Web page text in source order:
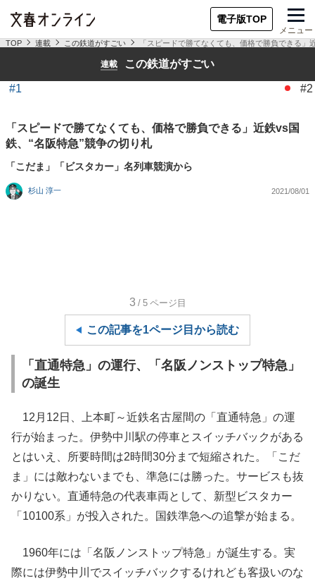
電子版TOP
メニュー
TOP 連載 この鉄道がすごい 「スピードで勝てなくても、価格で勝負できる」
連載 この鉄道がすごい
#1 #2
「スピードで勝てなくても、価格で勝負できる」近鉄vs国
鉄、“名阪特急”競争の切り札
「こだま」「ビスタカー」名列車競演から
杉山 淳一 2021/08/01
3 /5 ページ目
この記事を1ページ目から読む
「直通特急」の運行、「名阪ノンストップ特急」
の誕生
12月12日、上本町～近鉄名古屋間の「直通特急」の運
行が始まった。伊勢中川駅の停車とスイッチバックがある
とはいえ、所要時間は2時間30分まで短縮された。「こだ
ま」には敵わないまでも、準急には勝った。サービスも抜
かりない。直通特急の代表車両として、新型ビスタカー
「10100系」が投入された。国鉄準急への追撃が始まる。
1960年には「名阪ノンストップ特急」が誕生する。実
際には伊勢中川でスイッチバックするけれども客扱いのな